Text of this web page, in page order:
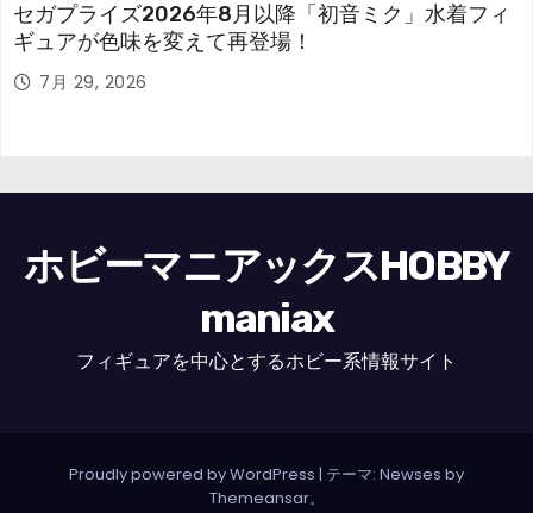
セガプライズ2026年8月以降「初音ミク」水着フィ
ギュアが色味を変えて再登場！
7月 29, 2026
ホビーマニアックスHOBBY
maniax
フィギュアを中心とするホビー系情報サイト
Proudly powered by WordPress | テーマ: Newses by
Themeansar。